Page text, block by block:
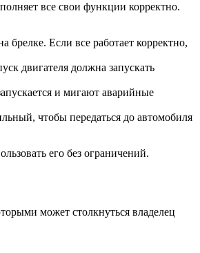
все свои функции корректно.
Если все работает корректно,
двигателя должна запускать
и мигают аварийные
чтобы передаться до автомобиля
его без ограничений.
может столкнуться владелец